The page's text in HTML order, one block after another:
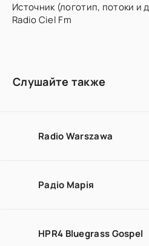
Источник (логотип, потоки и
Radio Ciel Fm
Слушайте также
Radio Warszawa
Радіо Марія
HPR4 Bluegrass Gospel